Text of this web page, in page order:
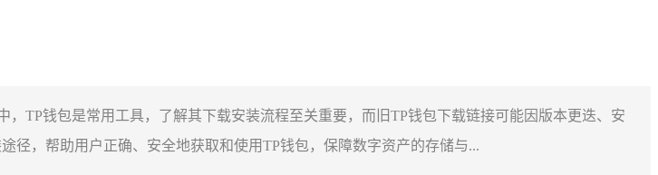
TP钱包是常用工具，了解其下载安装流程至关重要，而旧TP钱包下载链接可能因版本更迭、安
径，帮助用户正确、安全地获取和使用TP钱包，保障数字资产的存储与...